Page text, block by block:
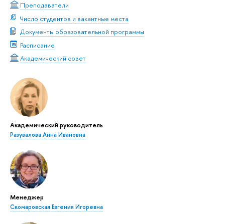
Преподаватели
Число студентов и вакантные места
Документы образовательной программы
Расписание
Академический совет
Академический руководитель
Разувалова Анна Ивановна
Менеджер
Скомаровская Евгения Игоревна